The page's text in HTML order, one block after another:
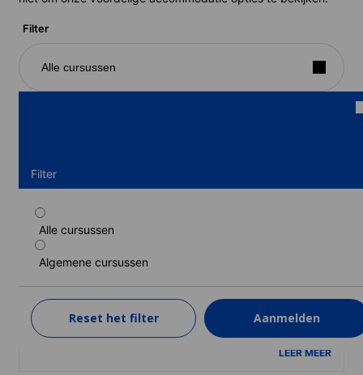
Filter
Alle cursussen
Filter
Alle cursussen
Algemene cursussen
Reset het filter Aanmelden
Parttime cursus
Duur: 1 - 52 weken
1 week
365 EUR
LEER MEER